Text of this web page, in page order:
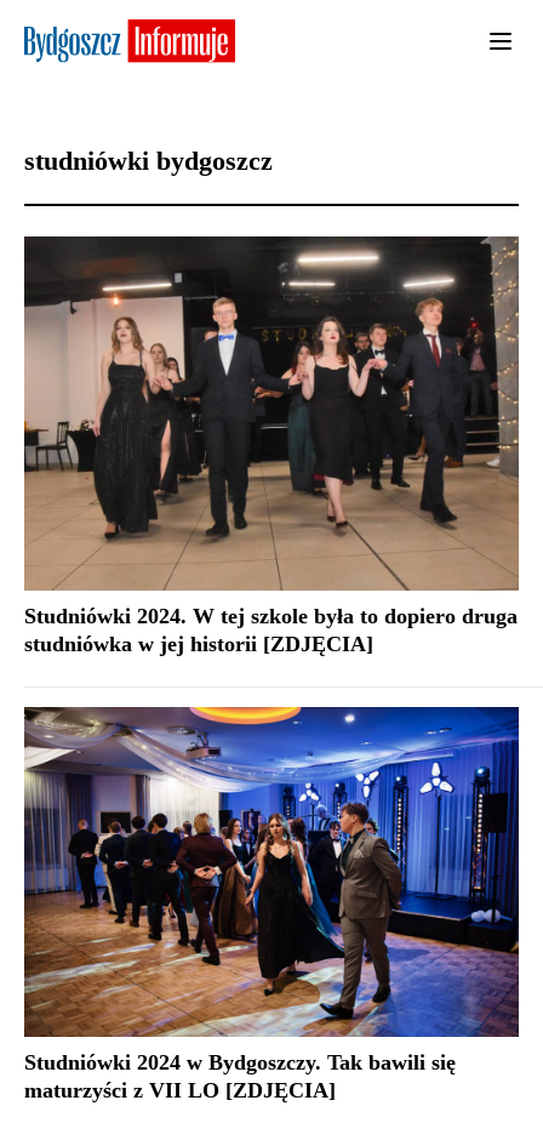
studniówki bydgoszcz
Studniówki 2024. W tej szkole była to dopiero druga
studniówka w jej historii [ZDJĘCIA]
Studniówki 2024 w Bydgoszczy. Tak bawili się
maturzyści z VII LO [ZDJĘCIA]